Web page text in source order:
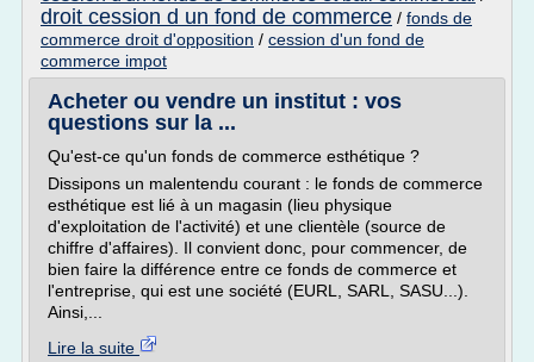
droit cession d un fond de commerce / fonds de
commerce droit d'opposition / cession d'un fond de
commerce impot
Acheter ou vendre un institut : vos
questions sur la ...
Qu'est-ce qu'un fonds de commerce esthétique ?
Dissipons un malentendu courant : le fonds de commerce
esthétique est lié à un magasin (lieu physique
d'exploitation de l'activité) et une clientèle (source de
chiffre d'affaires). Il convient donc, pour commencer, de
bien faire la différence entre ce fonds de commerce et
l'entreprise, qui est une société (EURL, SARL, SASU...).
Ainsi,...
Lire la suite